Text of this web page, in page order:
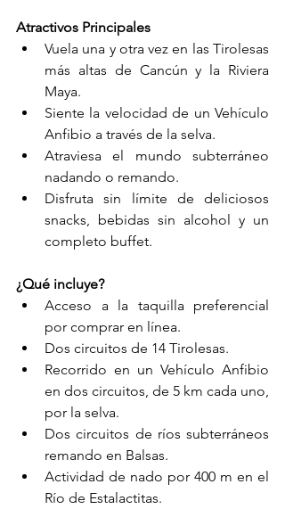
Atractivos Principales
Vuela una y otra vez en las Tirolesas
más altas de Cancún y la Riviera
Maya.
Siente la velocidad de un Vehículo
Anfibio a través de la selva.
Atraviesa el mundo subterráneo
nadando o remando.
Disfruta sin límite de deliciosos
snacks, bebidas sin alcohol y un
completo buffet.
¿Qué incluye?
Acceso a la taquilla preferencial
por comprar en línea.
Dos circuitos de 14 Tirolesas.
Recorrido en un Vehículo Anfibio
en dos circuitos, de 5 km cada uno,
por la selva.
Dos circuitos de ríos subterráneos
remando en Balsas.
Actividad de nado por 400 m en el
Río de Estalactitas.